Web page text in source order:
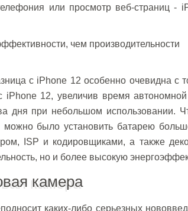
или просмотр веб-страниц -
с iPhone 12 особенно очевидна с
iPhone 12, увеличив время
дня при небольшом использовании.
было установить батарею
ISP и кодировщиками, а также
но и более высокую
камера
каких-либо серьезных